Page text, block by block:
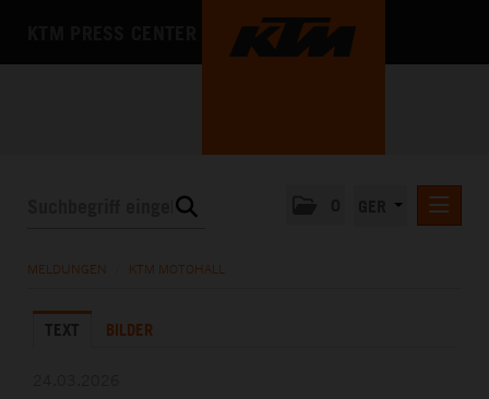
MEDIA
MELDUNGEN KTM MOTOHALL
TEXT BILDER